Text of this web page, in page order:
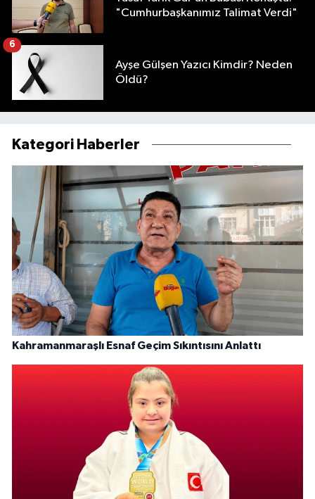
"Cumhurbaşkanımız Talimat Verdi"
Ayşe Gülşen Yazıcı Kimdir? Neden
Öldü?
6
Kategori Haberler
Kahramanmaraşlı Esnaf Geçim Sıkıntısını Anlattı